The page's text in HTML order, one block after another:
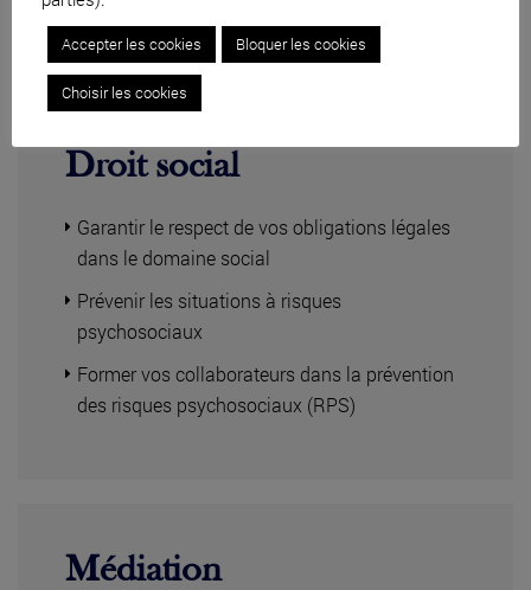
Droit social
Garantir le respect de vos obligations légales
dans le domaine social
Prévenir les situations à risques
psychosociaux
Former vos collaborateurs dans la prévention
des risques psychosociaux (RPS)
Médiation
Accepter les cookies Bloquer les cookies
Choisir les cookies